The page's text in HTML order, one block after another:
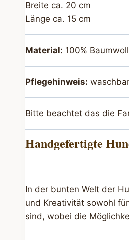
Breite ca. 20 cm
Länge ca. 15 cm
Material: 100%
Pflegehinweis:
Bitte beachtet das die
Handgefertigte
In der bunten Welt der
und Kreativität sowohl
sind, wobei die